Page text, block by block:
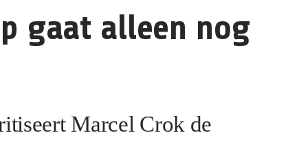
gaat alleen nog
Marcel Crok de